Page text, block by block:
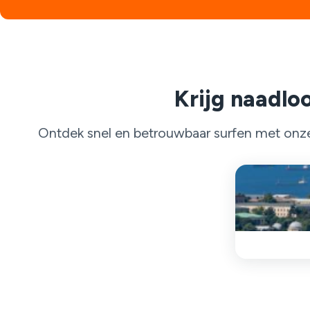
Krijg
Ontdek snel en betrouwbaar surfen met